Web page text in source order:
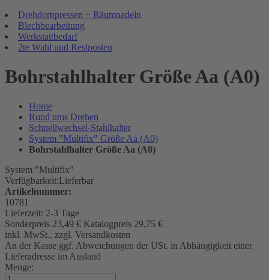
Drehdornpressen + Räumnadeln
Blechbearbeitung
Werkstattbedarf
2te Wahl und Restposten
Bohrstahlhalter Größe Aa (A0)
Home
Rund ums Drehen
Schnellwechsel-Stahlhalter
System "Multifix" Größe Aa (A0)
Bohrstahlhalter Größe Aa (A0)
System "Multifix"
Verfügbarkeit:Lieferbar
Artikelnummer:
10781
Lieferzeit: 2-3 Tage
Sonderpreis 23,49 € Katalogpreis 29,75 €
inkl. MwSt., zzgl. Versandkosten
An der Kasse ggf. Abweichungen der USt. in Abhängigkeit einer
Lieferadresse im Ausland
Menge: